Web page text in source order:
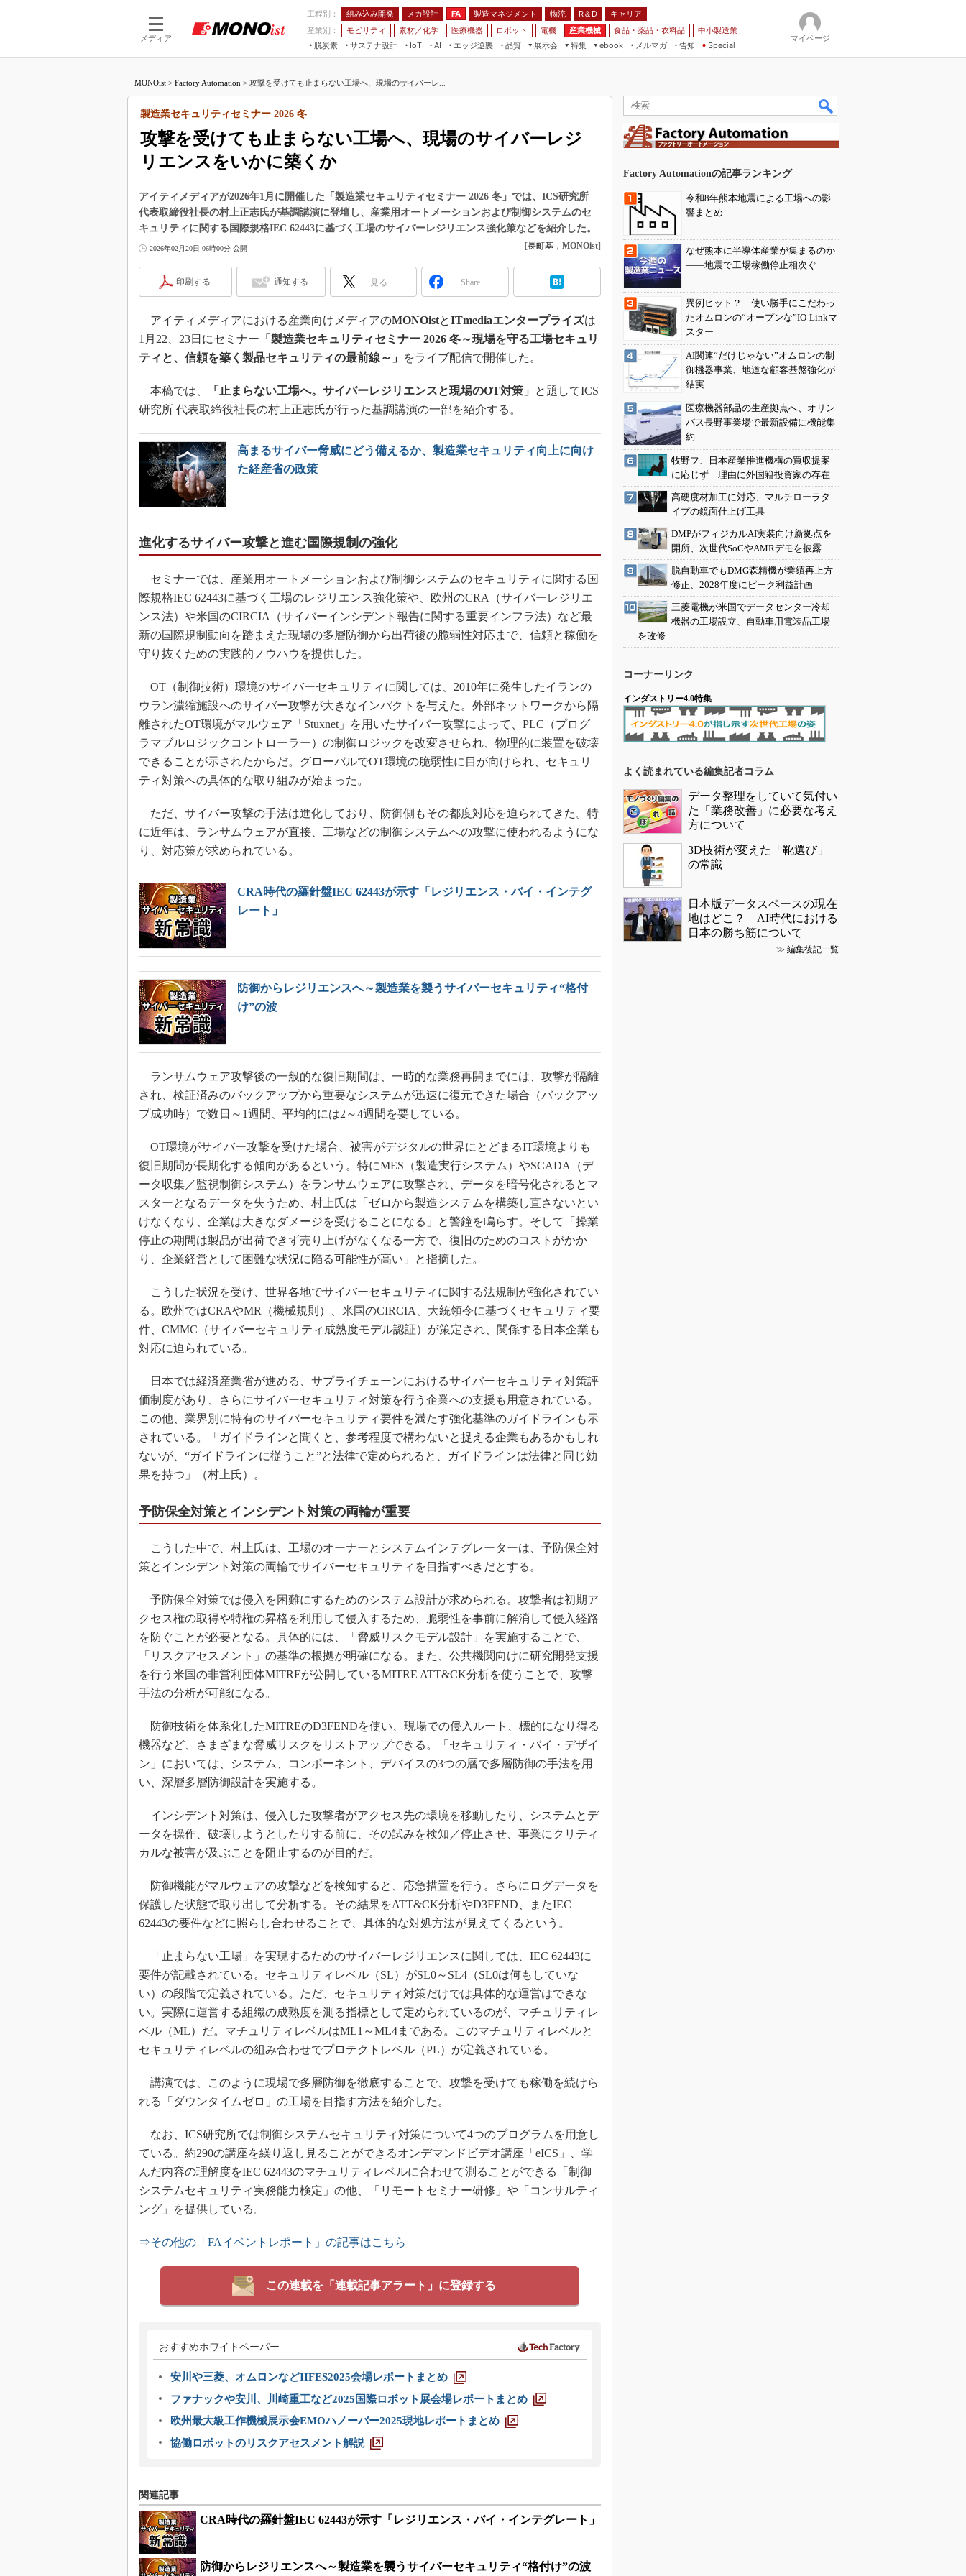
メディア
工程別： 組み込み開発 メカ設計 FA 製造マネジメント 物流 R＆D
キャリア
産業別：
モビリティ 素材／化学 医療機器 ロボット 電機 産業機械 食品・薬品・衣料品
中小製造業
脱炭素
サステナ設計
IoT
つながる工場
つながるサービス
AI
AI×設備保全
Physical AI
エッジ逆襲 品質
展示会
JIMTOF
IIFES
TECHNO-FRONTIER
人テク展
EdgeTech+
日本ものづくりワールド
AUTOMOTIVE WORLD
産業オープンネット展
特集
つながるクルマ
VR／AR
フィールドサービス
組み込み画像技術
組み込みモデリング
ISO26262
3Dプリンタ
インダストリー4.0
イノベーション
新型コロナへの対応
ebook
FA
モビリティ
メルマガ
告知 Special
マイページ
MONOist > Factory Automation > 攻撃を受けても止まらない工場へ、現場のサイバーレ...
攻撃を受けても止まらない工場へ、現場のサイバーレジ
リエンスをいかに築くか
製造業セキュリティセミナー 2026 冬
アイティメディアが2026年1月に開催した「製造業セキュリティセミナー 2026 冬」では、ICS研究所
代表取締役社長の村上正志氏が基調講演に登壇し、産業用オートメーションおよび制御システムのセ
キュリティに関する国際規格IEC 62443に基づく工場のサイバーレジリエンス強化策などを紹介した。
2026年02月20日 06時00分 公開 [長町基 ， MONOist]
印刷する 通知する 見る Share
アイティメディアにおける産業向けメディアのMONOistとITmediaエンタープライズは
1月22、23日にセミナー 「製造業セキュリティセミナー 2026 冬～現場を守る工場セキュリ
ティと、信頼を築く製品セキュリティの最前線～」
をライブ配信で開催した。
本稿では、 「止まらない工場へ。サイバーレジリエンスと現場のOT対策」
と題してICS
研究所 代表取締役社長の村上正志氏が行った基調講演の一部を紹介する。
高まるサイバー脅威にどう備えるか、製造業セキュリティ向上に向け
た経産省の政策
進化するサイバー攻撃と進む国際規制の強化
セミナーでは、産業用オートメーションおよび制御システムのセキュリティに関する国
際規格IEC 62443に基づく工場のレジリエンス強化策や、欧州のCRA（サイバーレジリエ
ンス法）や米国のCIRCIA（サイバーインシデント報告に関する重要インフラ法）など最
新の国際規制動向を踏まえた現場の多層防御から出荷後の脆弱性対応まで、信頼と稼働を
守り抜くための実践的ノウハウを提供した。
OT（制御技術）環境のサイバーセキュリティに関しては、2010年に発生したイランの
ウラン濃縮施設へのサイバー攻撃が大きなインパクトを与えた。外部ネットワークから隔
離されたOT環境がマルウェア「Stuxnet」を用いたサイバー攻撃によって、PLC（プログ
ラマブルロジックコントローラー）の制御ロジックを改変させられ、物理的に装置を破壊
できることが示されたからだ。グローバルでOT環境の脆弱性に目が向けられ、セキュリ
ティ対策への具体的な取り組みが始まった。
ただ、サイバー攻撃の手法は進化しており、防御側もその都度対応を迫られてきた。特
に近年は、ランサムウェアが直接、工場などの制御システムへの攻撃に使われるようにな
り、対応策が求められている。
CRA時代の羅針盤IEC 62443が示す「レジリエンス・バイ・インテグ
レート」
防御からレジリエンスへ～製造業を襲うサイバーセキュリティ“格付
け”の波
ランサムウェア攻撃後の一般的な復旧期間は、一時的な業務再開までには、攻撃が隔離
され、検証済みのバックアップから重要なシステムが迅速に復元できた場合（バックアッ
プ成功時）で数日～1週間、平均的には2～4週間を要している。
OT環境がサイバー攻撃を受けた場合、被害がデジタルの世界にとどまるIT環境よりも
復旧期間が長期化する傾向があるという。特にMES（製造実行システム）やSCADA（デ
ータ収集／監視制御システム）をランサムウェアに攻撃され、データを暗号化されるとマ
スターとなるデータを失うため、村上氏は「ゼロから製造システムを構築し直さないとい
けなくなり、企業は大きなダメージを受けることになる」と警鐘を鳴らす。そして「操業
停止の期間は製品が出荷できず売り上げがなくなる一方で、復旧のためのコストがかか
り、企業経営として困難な状況に陥る可能性が高い」と指摘した。
こうした状況を受け、世界各地でサイバーセキュリティに関する法規制が強化されてい
る。欧州ではCRAやMR（機械規則）、米国のCIRCIA、大統領令に基づくセキュリティ要
件、CMMC（サイバーセキュリティ成熟度モデル認証）が策定され、関係する日本企業も
対応に迫られている。
日本では経済産業省が進める、サプライチェーンにおけるサイバーセキュリティ対策評
価制度があり、さらにサイバーセキュリティ対策を行う企業への支援も用意されている。
この他、業界別に特有のサイバーセキュリティ要件を満たす強化基準のガイドラインも示
されている。「ガイドラインと聞くと、参考程度で構わないと捉える企業もあるかもしれ
ないが、“ガイドラインに従うこと”と法律で定められると、ガイドラインは法律と同じ効
果を持つ」（村上氏）。
予防保全対策とインシデント対策の両輪が重要
こうした中で、村上氏は、工場のオーナーとシステムインテグレーターは、予防保全対
策とインシデント対策の両輪でサイバーセキュリティを目指すべきだとする。
予防保全対策では侵入を困難にするためのシステム設計が求められる。攻撃者は初期ア
クセス権の取得や特権の昇格を利用して侵入するため、脆弱性を事前に解消して侵入経路
を防ぐことが必要となる。具体的には、「脅威リスクモデル設計」を実施することで、
「リスクアセスメント」の基準の根拠が明確になる。また、公共機関向けに研究開発支援
を行う米国の非営利団体MITREが公開しているMITRE ATT&CK分析を使うことで、攻撃
手法の分析が可能になる。
防御技術を体系化したMITREのD3FENDを使い、現場での侵入ルート、標的になり得る
機器など、さまざまな脅威リスクをリストアップできる。「セキュリティ・バイ・デザイ
ン」においては、システム、コンポーネント、デバイスの3つの層で多層防御の手法を用
い、深層多層防御設計を実施する。
インシデント対策は、侵入した攻撃者がアクセス先の環境を移動したり、システムとデ
ータを操作、破壊しようとしたりする前に、その試みを検知／停止させ、事業にクリティ
カルな被害が及ぶことを阻止するのが目的だ。
防御機能がマルウェアの攻撃などを検知すると、応急措置を行う。さらにログデータを
保護した状態で取り出して分析する。その結果をATT&CK分析やD3FEND、またIEC
62443の要件などに照らし合わせることで、具体的な対処方法が見えてくるという。
「止まらない工場」を実現するためのサイバーレジリエンスに関しては、IEC 62443に
要件が記載されている。セキュリティレベル（SL）がSL0～SL4（SL0は何もしていな
い）の段階で定義されている。ただ、セキュリティ対策だけでは具体的な運営はできな
い。実際に運営する組織の成熟度を測る指標として定められているのが、マチュリティレ
ベル（ML）だ。マチュリティレベルはML1～ML4まである。このマチュリティレベルと
セキュリティレベルの組み合わせでプロテクトレベル（PL）が定義されている。
講演では、このように現場で多層防御を徹底することで、攻撃を受けても稼働を続けら
れる「ダウンタイムゼロ」の工場を目指す方法を紹介した。
なお、ICS研究所では制御システムセキュリティ対策について4つのプログラムを用意し
ている。約290の講座を繰り返し見ることができるオンデマンドビデオ講座「eICS」、学
んだ内容の理解度をIEC 62443のマチュリティレベルに合わせて測ることができる「制御
システムセキュリティ実務能力検定」の他、「リモートセミナー研修」や「コンサルティ
ング」を提供している。
⇒その他の「FAイベントレポート」の記事はこちら
この連載を「連載記事アラート」に登録する
おすすめホワイトペーパー
安川や三菱、オムロンなどIIFES2025会場レポートまとめ
ファナックや安川、川崎重工など2025国際ロボット展会場レポートまとめ
欧州最大級工作機械展示会EMOハノーバー2025現地レポートまとめ
協働ロボットのリスクアセスメント解説
関連記事
CRA時代の羅針盤IEC 62443が示す「レジリエンス・バイ・インテグレート」
防御からレジリエンスへ～製造業を襲うサイバーセキュリティ“格付け”の波
Factory Automationの記事ランキング
令和8年熊本地震による工場への影
響まとめ
なぜ熊本に半導体産業が集まるのか
――地震で工場稼働停止相次ぐ
異例ヒット？ 使い勝手にこだわっ
たオムロンの“オープンな”IO-Linkマ
スター
AI関連“だけじゃない”オムロンの制
御機器事業、地道な顧客基盤強化が
結実
医療機器部品の生産拠点へ、オリン
パス長野事業場で最新設備に機能集
約
牧野フ、日本産業推進機構の買収提案
に応じず 理由に外国籍投資家の存在
高硬度材加工に対応、マルチローラタ
イプの鏡面仕上げ工具
DMPがフィジカルAI実装向け新拠点を
開所、次世代SoCやAMRデモを披露
脱自動車でもDMG森精機が業績再上方
修正、2028年度にピーク利益計画
三菱電機が米国でデータセンター冷却
機器の工場設立、自動車用電装品工場
を改修
コーナーリンク
インダストリー4.0特集
よく読まれている編集記者コラム
データ整理をしていて気付い
た「業務改善」に必要な考え
方について
3D技術が変えた「靴選び」
の常識
日本版データスペースの現在
地はどこ？ AI時代における
日本の勝ち筋について
≫ 編集後記一覧